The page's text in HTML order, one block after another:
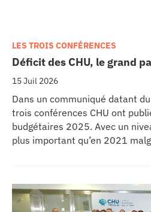
Déficit des CHU, le grand
15 Juil 2026
LES TROIS CONFÉRENCES
Dans un communiqué datant
trois conférences CHU ont
budgétaires 2025. Avec un
plus important qu’en 2021